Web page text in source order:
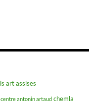
artassises
centre antonin artaud chemla